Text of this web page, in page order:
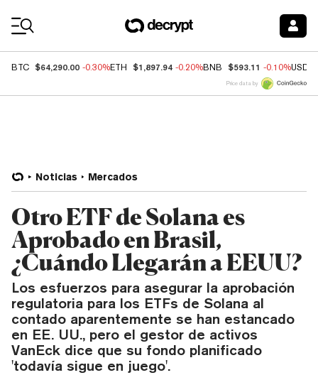
BTC $64,290.00 -0.30%ETH $1,897.94 -0.20%BNB $593.11 -0.10%USDC
Price data by
Noticias Mercados
Otro ETF de Solana es
Aprobado en Brasil,
¿Cuándo Llegarán a EEUU?
Los esfuerzos para asegurar la aprobación
regulatoria para los ETFs de Solana al
contado aparentemente se han estancado
en EE. UU., pero el gestor de activos
VanEck dice que su fondo planificado
'todavía sigue en juego'.